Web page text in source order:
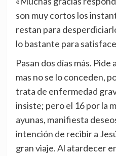
son muy cortos los
restan para
lo bastante para
Pasan dos días más.
mas no se lo conceden,
trata de enfermedad
insiste; pero el 16 por la
ayunas, manifiesta
intención de recibir a
gran viaje. Al atardecer